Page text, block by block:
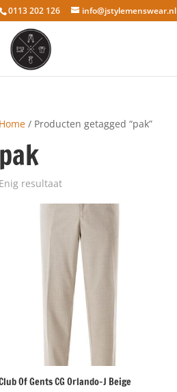
0113 202 126 info@jstylemenswear.nl
Home / Producten getagged “pak”
pak
Enig resultaat
Of Gents CG Orlando-J Beige